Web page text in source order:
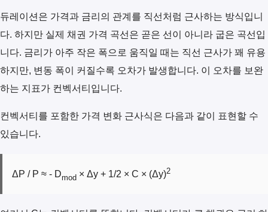
듀레이션은 가격과 금리의 관계를 직선처럼 근사하는 방식입니
다. 하지만 실제 채권 가격 곡선은 곧은 선이 아니라 굽은 곡선입
니다. 금리가 아주 작은 폭으로 움직일 때는 직선 근사가 꽤 유용
하지만, 변동 폭이 커질수록 오차가 발생합니다. 이 오차를 보완
하는 지표가 컨벡서티입니다.
컨벡서티를 포함한 가격 변화 근사식은 다음과 같이 표현할 수
있습니다.
ΔP / P ≈ - Dmod × Δy + 1/2 × C × (Δy)2